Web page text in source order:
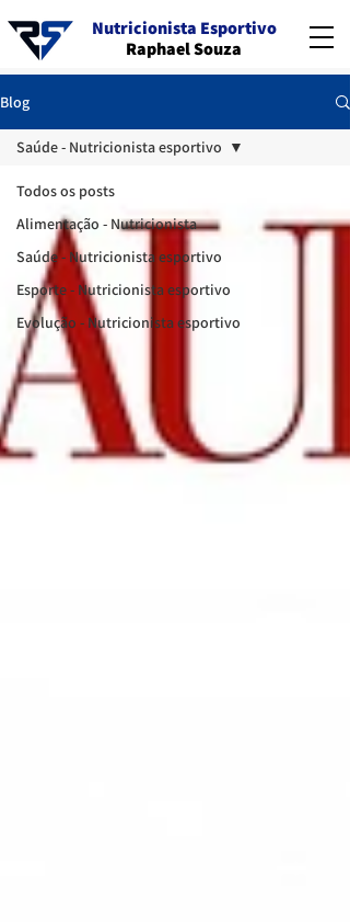
Nutricionista Esportivo
Raphael Souza
Blog
Todos os posts
Alimentação - Nutricionista
Saúde - Nutricionista esportivo
Esporte - Nutricionista esportivo
Evolução - Nutricionista esportivo
Saúde - Nutricionista esportivo